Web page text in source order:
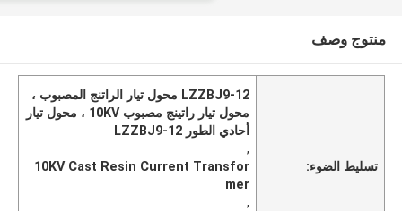
منتوج وصف
تسليط الضوء:
LZZBJ9-12 محول تيار الراتنج المصبوب ،
محول تيار راتينج مصبوب 10KV ، محول تيار
أحادي الطور LZZBJ9-12
,
10KV Cast Resin Current Transfor
mer
,